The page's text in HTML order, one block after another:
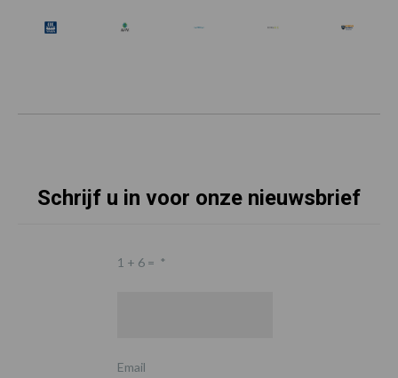
Schrijf u in voor onze nieuwsbrief
1 + 6 = *
Email